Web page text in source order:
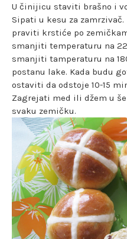
U činijicu staviti brašno i
Sipati u kesu za
praviti krstiće po
smanjiti temperaturu na
smanjiti tamperaturu na
postanu lake. Kada budu
ostaviti da odstoje 10-15
Zagrejati med ili džem u
svaku zemičku.